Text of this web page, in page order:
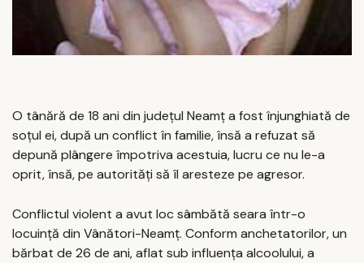
O tânără de 18 ani din județul Neamț a fost înjunghiată de
soțul ei, după un conflict în familie, însă a refuzat să
depună plângere împotriva acestuia, lucru ce nu le-a
oprit, însă, pe autorități să îl aresteze pe agresor.
Conflictul violent a avut loc sâmbătă seara într-o
locuință din Vânători-Neamț. Conform anchetatorilor, un
bărbat de 26 de ani, aflat sub influența alcoolului, a